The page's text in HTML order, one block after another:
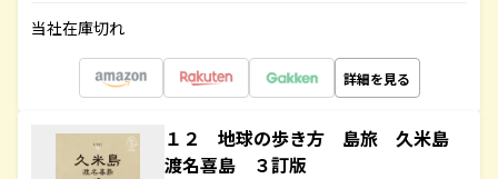
当社在庫切れ
詳細を見る
１２ 地球の歩き方 島旅 久米島
渡名喜島 ３訂版